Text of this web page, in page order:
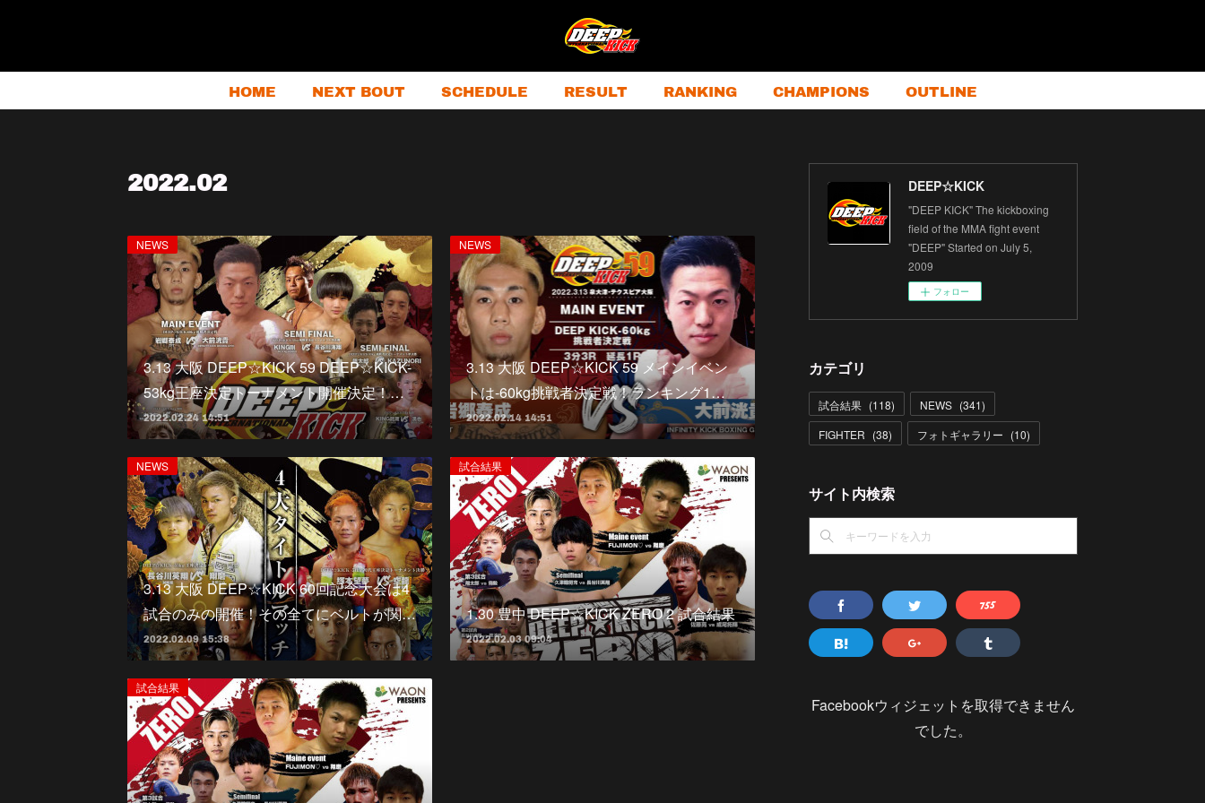
HOME NEXT BOUT SCHEDULE RESULT RANKING CHAMPIONS OUTLINE
2022.02
NEWS
3.13 大阪 DEEP☆KICK 59 DEEP☆KICK-
53kg王座決定トーナメント開催決定！…
2022.02.24 14:51
NEWS
3.13 大阪 DEEP☆KICK 59 メインイベン
トは-60kg挑戦者決定戦！ランキング1…
2022.02.14 14:51
NEWS
3.13 大阪 DEEP☆KICK 60回記念大会は4
試合のみの開催！その全てにベルトが関…
2022.02.09 15:38
試合結果
1.30 豊中 DEEP☆KICK ZERO 2 試合結果
2022.02.03 09:04
試合結果
DEEP☆KICK
"DEEP KICK" The kickboxing
field of the MMA fight event
"DEEP" Started on July 5,
2009
フォロー
カテゴリ
試合結果 (118) NEWS (341)
FIGHTER (38) フォトギャラリー (10)
サイト内検索
Facebookウィジェットを取得できません
でした。